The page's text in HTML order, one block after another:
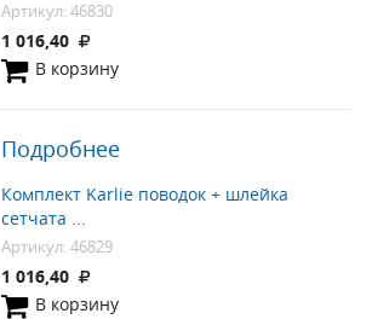
Артикул: 46830
1 016,40
В корзину
Подробнее
Комплект Karlie поводок + шлейка
сетчата ...
Артикул: 46829
1 016,40
В корзину